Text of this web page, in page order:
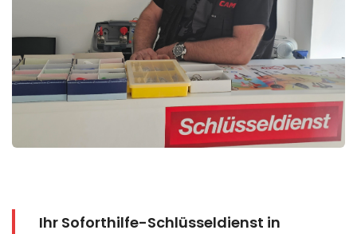
Ihr Soforthilfe-Schlüsseldienst in